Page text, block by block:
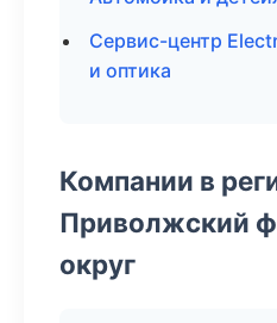
Сервис-центр
и оптика
Компании в
Приволжский
округ